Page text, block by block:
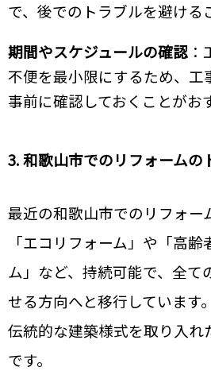
で、後でのトラブルを避ける
期間やスケジュールの確認
不便を最小限にするため、工
事前に確認しておくことがお
3. 和歌山市でのリフォームの
最近の和歌山市でのリフォー
「エコリフォーム」や「高
ム」など、持続可能で、全て
せる方向へと移行しています
伝統的な建築様式を取り入れ
です。